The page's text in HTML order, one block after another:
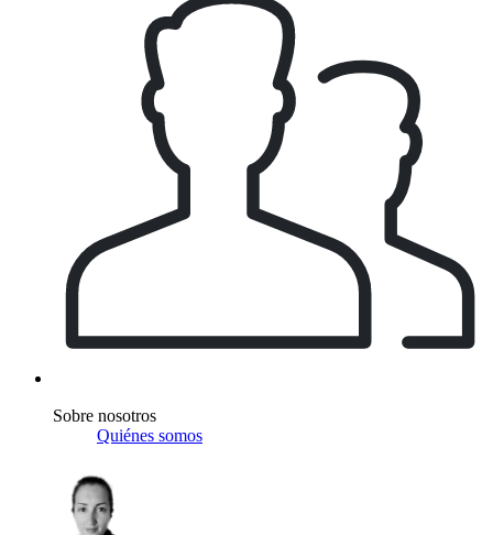
Sobre nosotros
Quiénes somos